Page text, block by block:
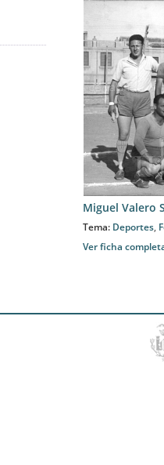
Miguel Valero
Tema: Deportes,
Ver ficha